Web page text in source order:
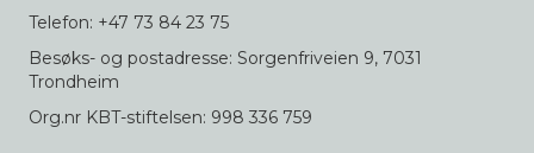
Telefon: +47 73 84 23 75
Besøks- og postadresse: Sorgenfriveien 9, 7031
Trondheim
Org.nr KBT-stiftelsen: 998 336 759